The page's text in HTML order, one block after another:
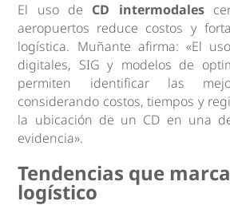
El uso de CD intermodales
aeropuertos reduce costos y
logística. Muñante afirma: «El
digitales, SIG y modelos de
permiten identificar las
considerando costos, tiempos y
la ubicación de un CD en una
evidencia».
Tendencias que
logístico